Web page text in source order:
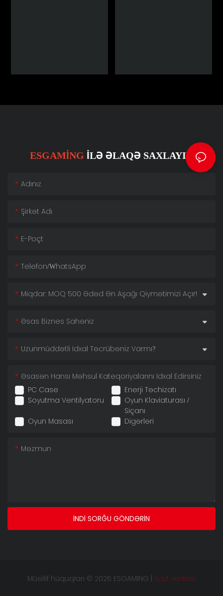
ESGAMING ILƏ ƏLAQƏ SAXLAYIN
Adınız
Şirkət Adı
E-Poçt
Telefon/whatsApp
Miqdar: MOQ 500 Ədəd Ən Aşağı Qiymətimizi Açır!
Əsas Biznes Sahəniz
Uzunmüddətli Idxal Təcrübəniz Varmı?
PC Case
Enerji Təchizatı
Soyutma Ventilyatoru
Oyun Klaviaturası /
Siçanı
Oyun Masası
Digərləri
Əsasən Hansı Məhsul Kateqoriyalarını Idxal Edirsiniz
Məzmun
İNDI SORĞU GÖNDƏRIN
Müəllif hüquqları © 2026 ESGAMING | Sayt xəritəsi